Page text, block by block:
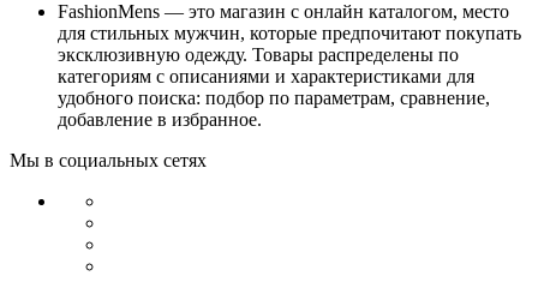
FashionMens — это магазин с онлайн каталогом, место
для стильных мужчин, которые предпочитают покупать
эксклюзивную одежду. Товары распределены по
категориям с описаниями и характеристиками для
удобного поиска: подбор по параметрам, сравнение,
добавление в избранное.
Мы в социальных сетях